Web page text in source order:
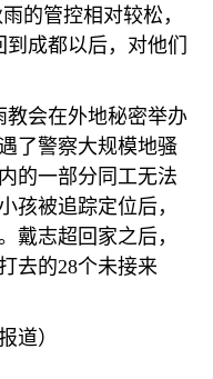
的管控相对较松，
成都以后，对他们
教会在外地秘密举办
了警察大规模地骚
的一部分同工无法
孩被追踪定位后，
戴志超回家之后，
去的28个未接来
道）